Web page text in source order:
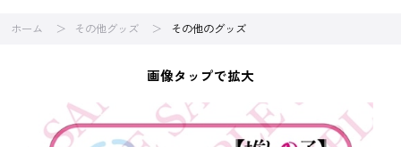
ホーム その他グッズ その他のグッズ
画像タップで拡大